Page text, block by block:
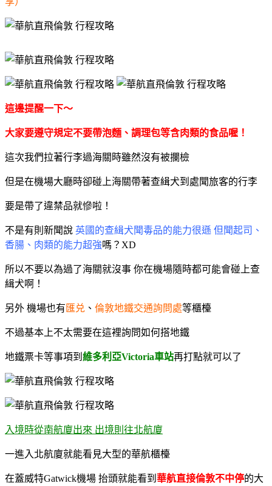
這邊提醒一下～
大家要遵守規定不要帶泡麵、調理包等含肉類的食品喔！
這次我們拉著行李過海關時雖然沒有被攔檢
但是在機場大廳時卻碰上海關帶著查緝犬到處聞旅客的行李
要是帶了違禁品就慘啦！
不是有則新聞說 英國的查緝犬聞毒品的能力很遜 但聞起司、
香腸、肉類的能力超強嗎？XD
所以不要以為過了海關就沒事 你在機場隨時都可能會碰上查
緝犬啊！
另外 機場也有 匯兑 、 倫敦地鐵交通詢問處等櫃檯
不過基本上不太需要在這裡詢問如何搭地鐵
地鐵票卡等事項到 維多利亞Victoria車站再打點就可以了
入境時從南航廈出來 出境則往北航廈
一進入北航廈就能看見大型的華航櫃檯
在蓋威特Gatwick機場 抬頭就能看到 華航直接倫敦不中停的大